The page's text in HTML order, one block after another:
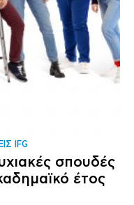
IFG
σπουδές
έτος